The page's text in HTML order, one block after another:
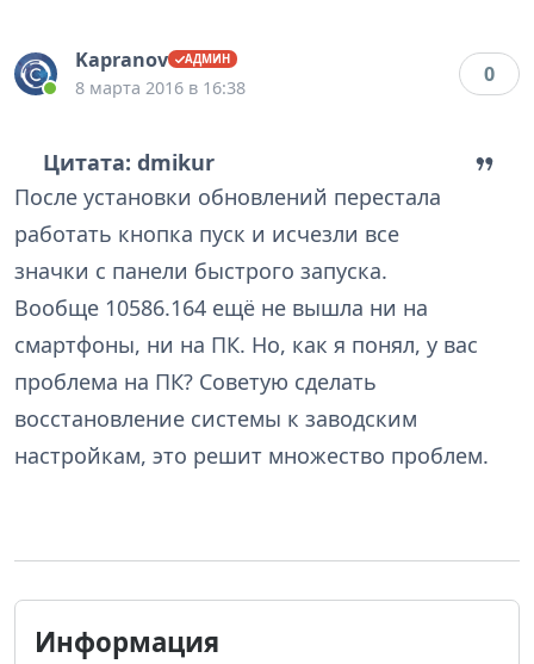
Kapranov
8 марта 2016 в 16:38
0
Цитата: dmikur
После установки обновлений перестала
работать кнопка пуск и исчезли все
значки с панели быстрого запуска.
Вообще 10586.164 ещё не вышла ни на
смартфоны, ни на ПК. Но, как я понял, у вас
проблема на ПК? Советую сделать
восстановление системы к заводским
настройкам, это решит множество проблем.
Информация